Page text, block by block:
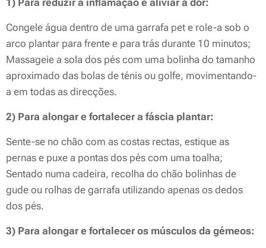
1) Para reduzir a inflamação e aliviar a dor:
Congele água dentro de uma garrafa pet e role-a sob o
arco plantar para frente e para trás durante 10 minutos;
Massageie a sola dos pés com uma bolinha do tamanho
aproximado das bolas de ténis ou golfe, movimentando-
a em todas as direcções.
2) Para alongar e fortalecer a fáscia plantar:
Sente-se no chão com as costas rectas, estique as
pernas e puxe a pontas dos pés com uma toalha;
Sentado numa cadeira, recolha do chão bolinhas de
gude ou rolhas de garrafa utilizando apenas os dedos
dos pés.
3) Para alongar e fortalecer os músculos da gémeos: